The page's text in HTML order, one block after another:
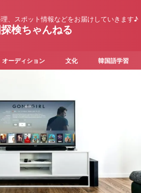
、スポット情報などをお届けしていきます♪
検ちゃんねる
オーディション 文化 韓国語学習